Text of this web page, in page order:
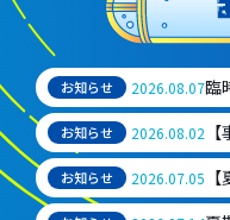
フロアガイド
天体観測室
展望テラス・円形
スペースシアター
実験工作室
2026.08.07
2026.08.02
2026.07.05